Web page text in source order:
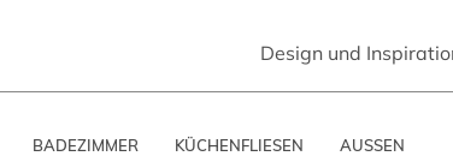
Design und
BADEZIMMER KÜCHENFLIESEN AUSSEN